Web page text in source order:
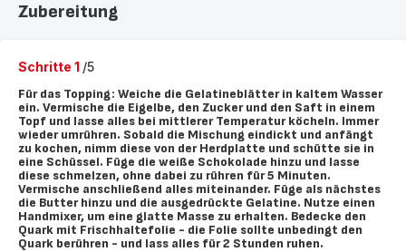
Zubereitung
Schritte 1 /5
Für das Topping: Weiche die Gelatineblätter in kaltem Wasser
ein. Vermische die Eigelbe, den Zucker und den Saft in einem
Topf und lasse alles bei mittlerer Temperatur köcheln. Immer
wieder umrühren. Sobald die Mischung eindickt und anfängt
zu kochen, nimm diese von der Herdplatte und schütte sie in
eine Schüssel. Füge die weiße Schokolade hinzu und lasse
diese schmelzen, ohne dabei zu rühren für 5 Minuten.
Vermische anschließend alles miteinander. Füge als nächstes
die Butter hinzu und die ausgedrückte Gelatine. Nutze einen
Handmixer, um eine glatte Masse zu erhalten. Bedecke den
Quark mit Frischhaltefolie - die Folie sollte unbedingt den
Quark berühren - und lass alles für 2 Stunden ruhen.